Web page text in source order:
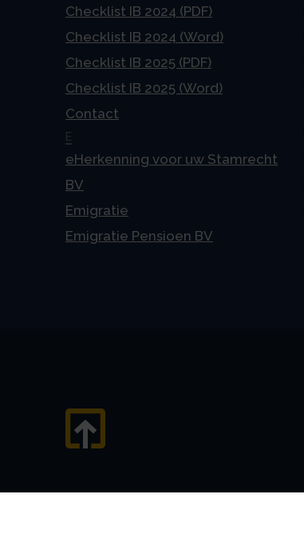
Checklist IB 2024 (PDF)
Checklist IB 2024 (Word)
Checklist IB 2025 (PDF)
Checklist IB 2025 (Word)
Contact
E
eHerkenning voor uw Stamrecht
BV
Emigratie
Emigratie Pensioen BV